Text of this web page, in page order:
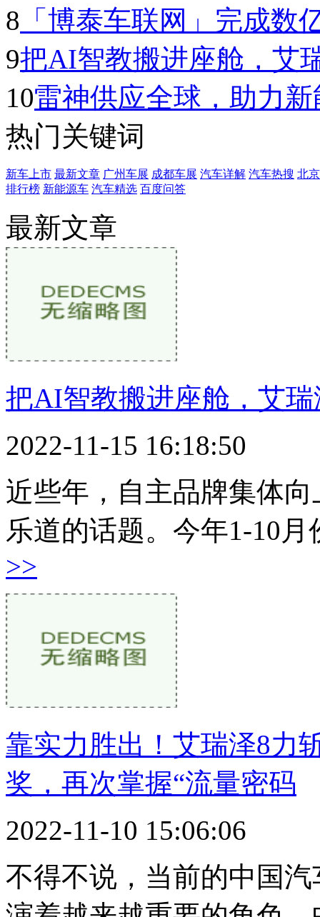
8 「博泰车联网」完成数
9把AI智教搬进座舱，艾
10雷神供应全球，助力
热门关键词
新车上市 最新文章 广州车展 成都车展 汽车详解 汽车热搜 北
排行榜 新能源车 汽车精选 百度问答
最新文章
把AI智教搬进座舱，艾
2022-11-15 16:18:50
近些年，自主品牌集体
乐道的话题。今年1-10
>>
靠实力胜出！艾瑞泽8力
奖，再次掌握“流量密码
2022-11-10 15:06:06
不得不说，当前的中国